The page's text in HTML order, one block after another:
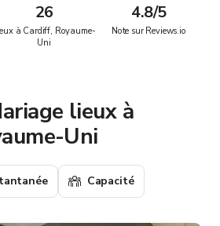
26
à Cardiff, Royaume-
Uni
4.8/5
Note sur Reviews.io
lieux à
Uni
Capacité